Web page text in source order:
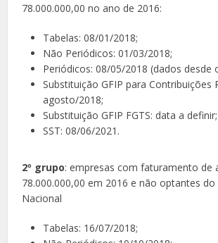
78.000.000,00 no ano de 2016:
Tabelas: 08/01/2018;
Não Periódicos: 01/03/2018;
Periódicos: 08/05/2018 (dados desde
Substituição GFIP para Contribuições
agosto/2018;
Substituição GFIP FGTS: data a definir;
SST: 08/06/2021.
2º grupo: empresas com faturamento de
78.000.000,00 em 2016 e não optantes do
Nacional
Tabelas: 16/07/2018;